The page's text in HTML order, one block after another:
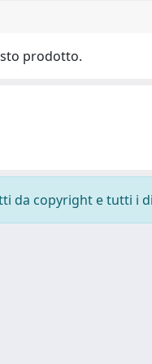
prodotto.
da copyright e tutti i